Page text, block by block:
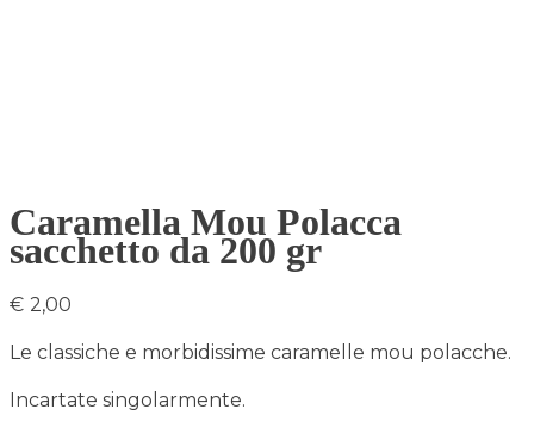
Caramella Mou Polacca
sacchetto da 200 gr
€ 2,00
Le classiche e morbidissime caramelle mou polacche.
Incartate singolarmente.